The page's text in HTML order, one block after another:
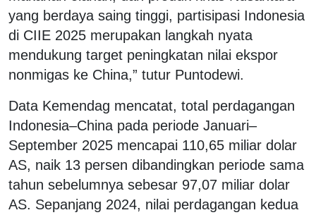
yang berdaya saing tinggi, partisipasi Indonesia
di CIIE 2025 merupakan langkah nyata
mendukung target peningkatan nilai ekspor
nonmigas ke China,” tutur Puntodewi.
Data Kemendag mencatat, total perdagangan
Indonesia–China pada periode Januari–
September 2025 mencapai 110,65 miliar dolar
AS, naik 13 persen dibandingkan periode sama
tahun sebelumnya sebesar 97,07 miliar dolar
AS. Sepanjang 2024, nilai perdagangan kedua